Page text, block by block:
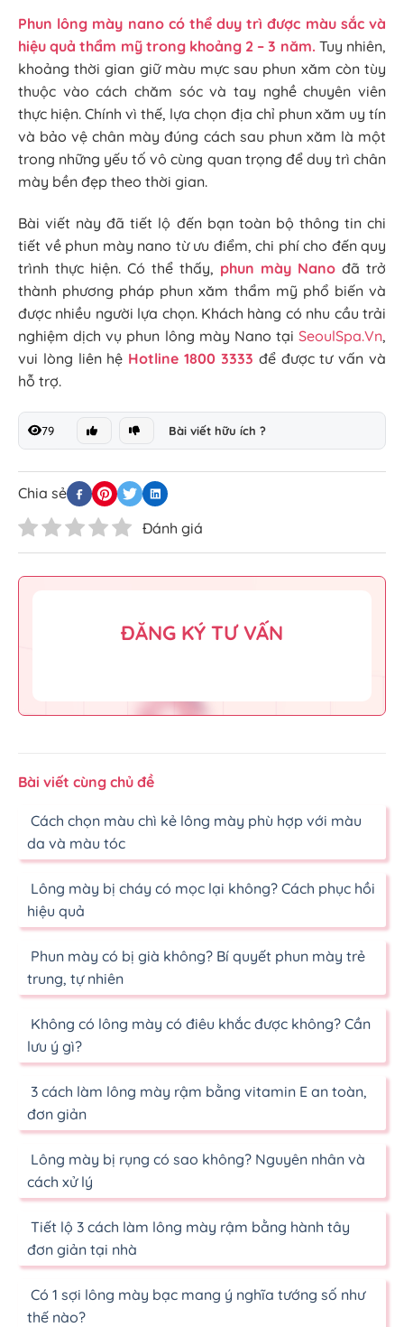
Phun lông mày nano có thể duy trì được màu sắc và
hiệu quả thẩm mỹ trong khoảng 2 – 3 năm. Tuy nhiên,
khoảng thời gian giữ màu mực sau phun xăm còn tùy
thuộc vào cách chăm sóc và tay nghề chuyên viên
thực hiện. Chính vì thế, lựa chọn địa chỉ phun xăm uy tín
và bảo vệ chân mày đúng cách sau phun xăm là một
trong những yếu tố vô cùng quan trọng để duy trì chân
mày bền đẹp theo thời gian.
Bài viết này đã tiết lộ đến bạn toàn bộ thông tin chi
tiết về phun mày nano từ ưu điểm, chi phí cho đến quy
trình thực hiện. Có thể thấy, phun mày Nano đã trở
thành phương pháp phun xăm thẩm mỹ phổ biến và
được nhiều người lựa chọn. Khách hàng có nhu cầu trải
nghiệm dịch vụ phun lông mày Nano tại SeoulSpa.Vn,
vui lòng liên hệ Hotline 1800 3333 để được tư vấn và
hỗ trợ.
79 Bài viết hữu ích ?
Chia sẻ
Đánh giá
ĐĂNG KÝ TƯ VẤN
Bài viết cùng chủ đề
Cách chọn màu chì kẻ lông mày phù hợp với màu
da và màu tóc
Lông mày bị cháy có mọc lại không? Cách phục hồi
hiệu quả
Phun mày có bị già không? Bí quyết phun mày trẻ
trung, tự nhiên
Không có lông mày có điêu khắc được không? Cần
lưu ý gì?
3 cách làm lông mày rậm bằng vitamin E an toàn,
đơn giản
Lông mày bị rụng có sao không? Nguyên nhân và
cách xử lý
Tiết lộ 3 cách làm lông mày rậm bằng hành tây
đơn giản tại nhà
Có 1 sợi lông mày bạc mang ý nghĩa tướng số như
thế nào?